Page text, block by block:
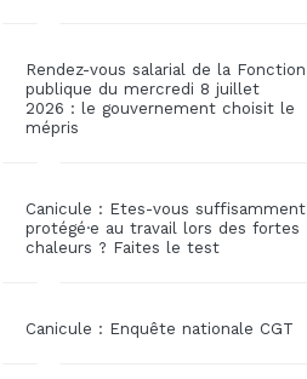
Rendez-vous salarial de la Fonction
publique du mercredi 8 juillet
2026 : le gouvernement choisit le
mépris
Canicule : Etes-vous suffisamment
protégé·e au travail lors des fortes
chaleurs ? Faites le test
Canicule : Enquête nationale CGT